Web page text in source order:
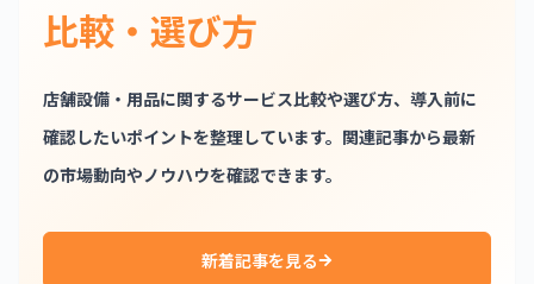
比較・選び方
店舗設備・用品に関するサービス比較や選び方、導入前に
確認したいポイントを整理しています。関連記事から最新
の市場動向やノウハウを確認できます。
新着記事を見る